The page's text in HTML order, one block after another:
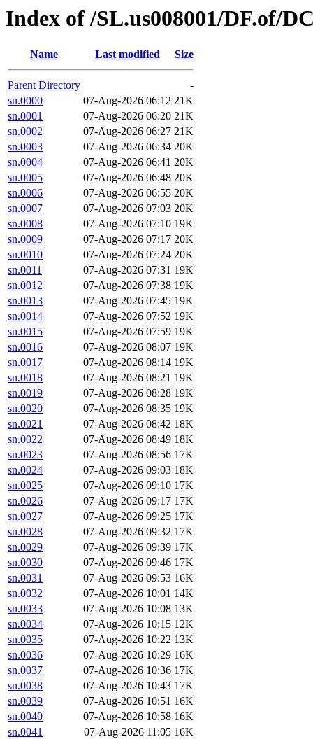
Index of /SL.us008001/DF.of/
Name Last modified Size
Parent Directory
-
sn.0000
07-Aug-2026 06:12 21K
sn.0001
07-Aug-2026 06:20 21K
sn.0002
07-Aug-2026 06:27 21K
sn.0003
07-Aug-2026 06:34 20K
sn.0004
07-Aug-2026 06:41 20K
sn.0005
07-Aug-2026 06:48 20K
sn.0006
07-Aug-2026 06:55 20K
sn.0007
07-Aug-2026 07:03 20K
sn.0008
07-Aug-2026 07:10 19K
sn.0009
07-Aug-2026 07:17 20K
sn.0010
07-Aug-2026 07:24 20K
sn.0011
07-Aug-2026 07:31 19K
sn.0012
07-Aug-2026 07:38 19K
sn.0013
07-Aug-2026 07:45 19K
sn.0014
07-Aug-2026 07:52 19K
sn.0015
07-Aug-2026 07:59 19K
sn.0016
07-Aug-2026 08:07 19K
sn.0017
07-Aug-2026 08:14 19K
sn.0018
07-Aug-2026 08:21 19K
sn.0019
07-Aug-2026 08:28 19K
sn.0020
07-Aug-2026 08:35 19K
sn.0021
07-Aug-2026 08:42 18K
sn.0022
07-Aug-2026 08:49 18K
sn.0023
07-Aug-2026 08:56 17K
sn.0024
07-Aug-2026 09:03 18K
sn.0025
07-Aug-2026 09:10 17K
sn.0026
07-Aug-2026 09:17 17K
sn.0027
07-Aug-2026 09:25 17K
sn.0028
07-Aug-2026 09:32 17K
sn.0029
07-Aug-2026 09:39 17K
sn.0030
07-Aug-2026 09:46 17K
sn.0031
07-Aug-2026 09:53 16K
sn.0032
07-Aug-2026 10:01 14K
sn.0033
07-Aug-2026 10:08 13K
sn.0034
07-Aug-2026 10:15 12K
sn.0035
07-Aug-2026 10:22 13K
sn.0036
07-Aug-2026 10:29 16K
sn.0037
07-Aug-2026 10:36 17K
sn.0038
07-Aug-2026 10:43 17K
sn.0039
07-Aug-2026 10:51 16K
sn.0040
07-Aug-2026 10:58 16K
sn.0041
07-Aug-2026 11:05 16K